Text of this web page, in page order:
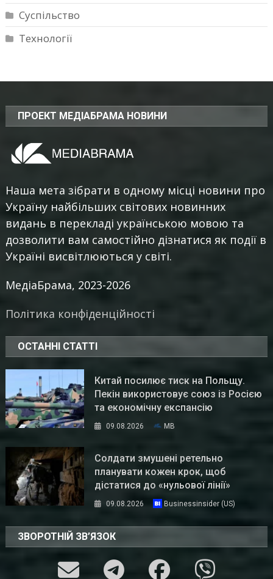
Суспільство
Технології
ПРОЕКТ МЕДІАБРАМА НОВИНИ
Наша мета зібрати в одному місці новини про
Україну найбільших світових новинних
видань в перекладі українською мовою та
дозволити вам самостійно дізнатися як події в
Україні висвітлюються у світі.
МедіаБрама, 2023-2026
Політика конфіденційності
ОСТАННІ СТАТТІ
Китай посилює тиск на Польщу.
Пекін використовує союз із Росією
та економічну експансію
09.08.2026 MB
Солдати змушені ретельно
планувати кожен крок, щоб
дістатися до «нульової лінії»
09.08.2026 Businessinsider (US)
ЗВОРОТНІЙ ЗВ’ЯЗОК